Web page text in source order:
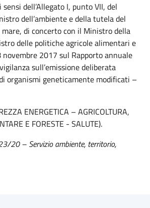
sensi dell’Allegato I, punto VII, del
dell’ambiente e della tutela del
di concerto con il Ministro della
delle politiche agricole alimentari e
novembre 2017 sul Rapporto annuale
sull’emissione deliberata
organismi geneticamente modificati –
ENERGETICA – AGRICOLTURA,
E FORESTE - SALUTE).
3/20 – Servizio ambiente, territorio,